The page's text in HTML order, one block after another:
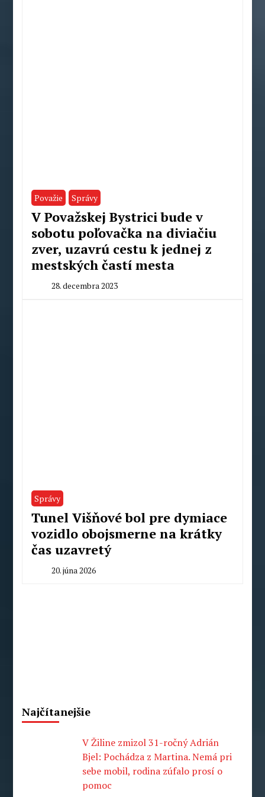
Považie Správy
V Považskej Bystrici bude v
sobotu poľovačka na diviačiu
zver, uzavrú cestu k jednej z
mestských častí mesta
28. decembra 2023
Správy
Tunel Višňové bol pre dymiace
vozidlo obojsmerne na krátky
čas uzavretý
20. júna 2026
Najčítanejšie
V Žiline zmizol 31-ročný Adrián
Bjel: Pochádza z Martina. Nemá pri
sebe mobil, rodina zúfalo prosí o
pomoc